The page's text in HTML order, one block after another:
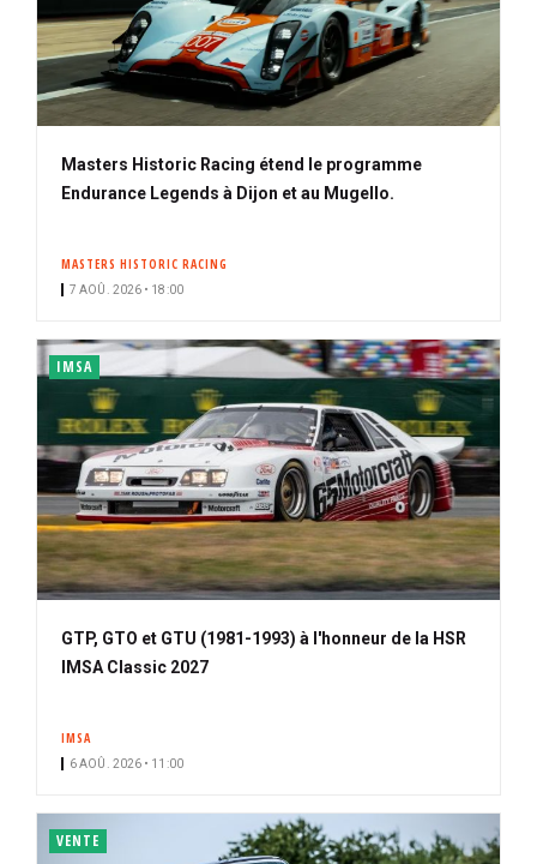
Masters Historic Racing étend le programme
Endurance Legends à Dijon et au Mugello.
MASTERS HISTORIC RACING
7 AOÛ. 2026 • 18:00
IMSA
GTP, GTO et GTU (1981-1993) à l'honneur de la HSR
IMSA Classic 2027
IMSA
6 AOÛ. 2026 • 11:00
VENTE